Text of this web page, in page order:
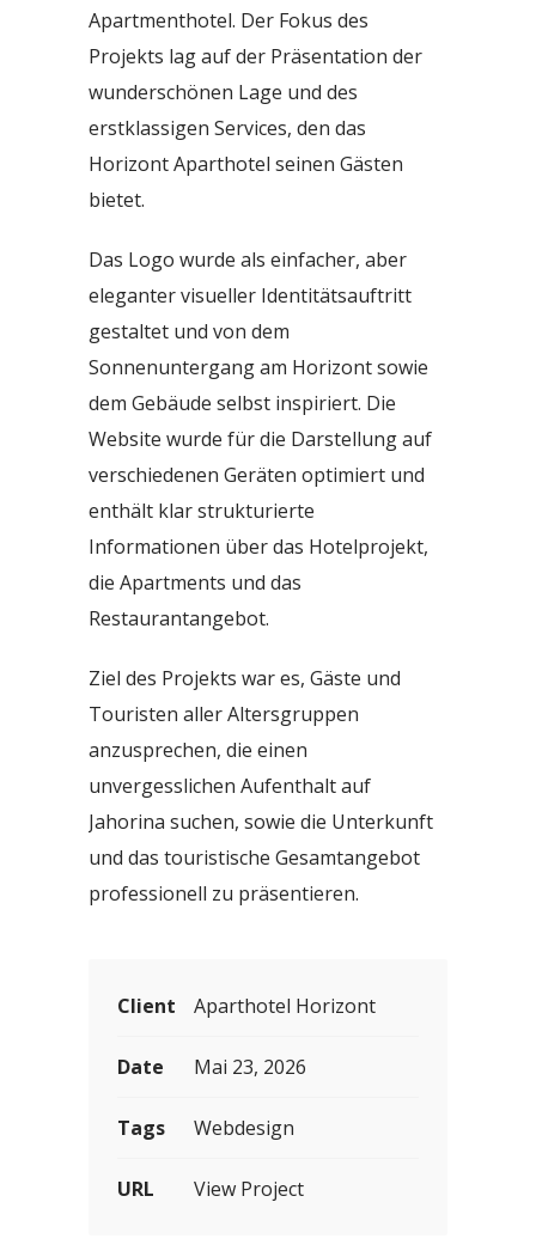
Apartmenthotel. Der Fokus des
Projekts lag auf der Präsentation der
wunderschönen Lage und des
erstklassigen Services, den das
Horizont Aparthotel seinen Gästen
bietet.
Das Logo wurde als einfacher, aber
eleganter visueller Identitätsauftritt
gestaltet und von dem
Sonnenuntergang am Horizont sowie
dem Gebäude selbst inspiriert. Die
Website wurde für die Darstellung auf
verschiedenen Geräten optimiert und
enthält klar strukturierte
Informationen über das Hotelprojekt,
die Apartments und das
Restaurantangebot.
Ziel des Projekts war es, Gäste und
Touristen aller Altersgruppen
anzusprechen, die einen
unvergesslichen Aufenthalt auf
Jahorina suchen, sowie die Unterkunft
und das touristische Gesamtangebot
professionell zu präsentieren.
Client Aparthotel Horizont
Date Mai 23, 2026
Tags Webdesign
URL View Project